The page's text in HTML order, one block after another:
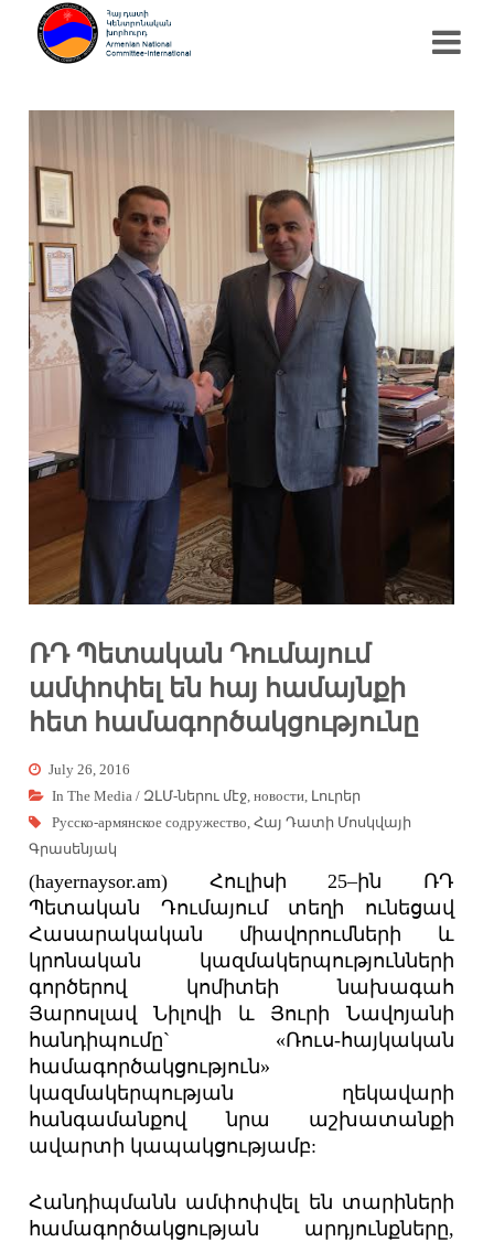
ՌԴ Պետական Դումայում
ամփոփել են հայ համայնքի
հետ համագործակցությունը
July 26, 2016
In The Media / ԶԼՄ-ներու մէջ ,новости Լուրեր
Русско-армянское содружество ,Հայ Դատի Մոսկվայի
Գրասենյակ
(hayernaysor.am) Հուլիսի 25–ին ՌԴ
Պետական Դումայում տեղի ունեցավ
Հասարակական միավորումների և
կրոնական կազմակերպությունների
գործերով կոմիտեի նախագահ
Յարոսլավ Նիլովի և Յուրի Նավոյանի
հանդիպումը` «Ռուս-հայկական
համագործակցություն»
կազմակերպության ղեկավարի
հանգամանքով նրա աշխատանքի
ավարտի կապակցությամբ:
Հանդիպմանն ամփոփվել են տարիների
համագործակցության արդյունքները,